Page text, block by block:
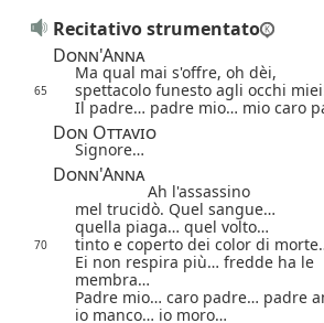
Recitativo strumentato
Donn'Anna
Ma qual mai s'offre, oh dèi,
65 spettacolo funesto agli occhi
Il padre… padre mio… mio caro
Don Ottavio
Signore…
Donn'Anna
Ah l'assassino
mel trucidò. Quel sangue…
quella piaga… quel volto…
70 tinto e coperto dei color di
Ei non respira più… fredde ha le
membra…
Padre mio… caro padre… padre
io manco… io moro…